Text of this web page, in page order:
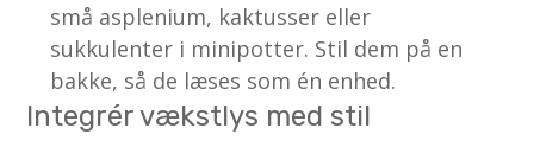
små asplenium, kaktusser eller
sukkulenter i minipotter. Stil dem på en
bakke, så de læses som én enhed.
Integrér vækstlys med stil